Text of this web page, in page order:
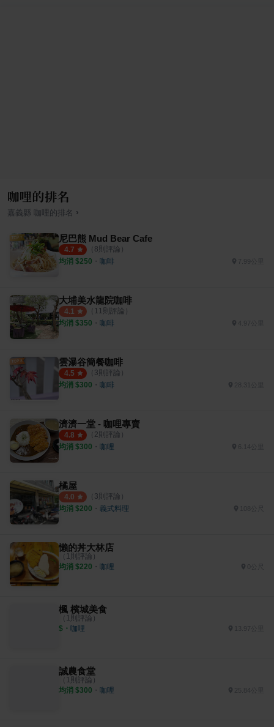
咖哩的排名
嘉義縣 咖哩 的排名 ›
尼巴熊 Mud Bear Cafe
4.7 （ 8則評論）
均消 $250 ・ 咖啡
大埔美水龍院咖啡
4.1 （ 11 則評論）
均消 $350 ・ 咖啡 4.97公里
雲瀑谷簡餐咖啡
4.5 （ 3則評論）
均消 $300 ・ 咖啡
濟濟一堂 - 咖哩專賣
4.8 （ 2則評論）
均消 $300 ・ 咖哩 6.14公里
橘屋
4.0 （ 3則評論）
均消 $200 ・ 義式料理
懶的丼大林店
（ 1 則評論）
均消 $220 ・ 咖哩
楓 檳城美食
（ 1 則評論）
$ ・ 咖哩
誠農食堂
（ 1 則評論）
均消 $300 ・ 咖哩 25.84公里